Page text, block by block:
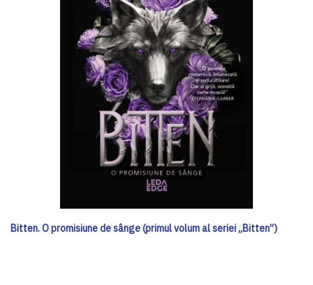
Bitten. O promisiune de sânge (primul volum al seriei „Bitten”)